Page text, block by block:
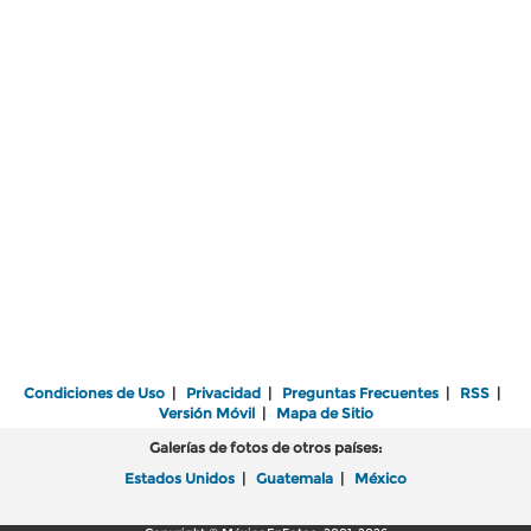
Condiciones de Uso | Privacidad | Preguntas Frecuentes | RSS |
Versión Móvil| Mapa de Sitio
Galerías de fotos de otros países:
Estados Unidos | Guatemala | México